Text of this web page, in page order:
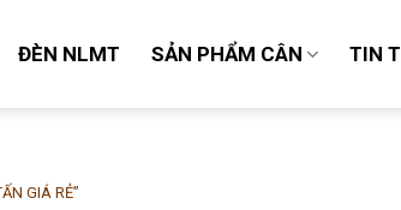
ĐÈN NLMT SẢN PHẨM CÂN TIN
GIÁ RẺ”